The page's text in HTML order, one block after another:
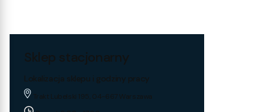
Sklep stacjonarny
Lokalizacja sklepu i godziny pracy
Trakt Lubelski 195, 04-667 Warszawa